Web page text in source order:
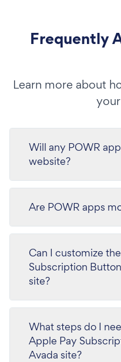
Frequently
Learn more about
Will any POWR
website?
Are POWR apps
Can I customize
Subscription
site?
What steps do I
Apple Pay
Avada site?